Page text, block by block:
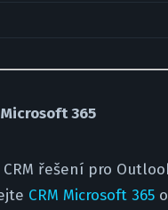
Microsoft 365
řešení pro
CRM Microsoft 365